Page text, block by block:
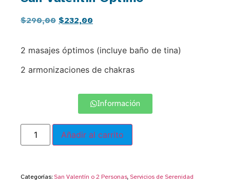
$290,00 $232,00
2 masajes óptimos (incluye baño de tina)
2 armonizaciones de chakras
Información
Añadir al carrito
Categorías: San Valentín o 2 Personas Servicios de Serenidad